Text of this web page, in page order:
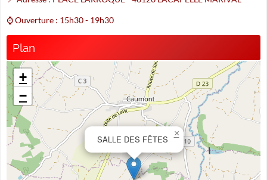
⌚ Ouverture : 15h30 - 19h30
Plan
SALLE DES FÊTES
×
+
−